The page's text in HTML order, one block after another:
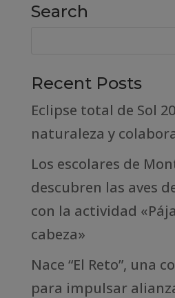
Search
Recent Posts
Eclipse total de Sol
naturaleza y
Los escolares de
descubren las aves
con la actividad
cabeza»
Nace “El Reto”, una
para impulsar